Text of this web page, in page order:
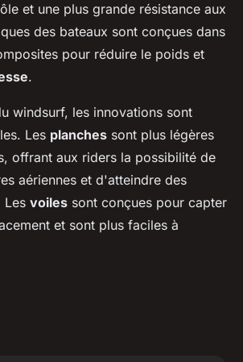
et une plus grande résistance aux
des bateaux sont conçues dans
pour réduire le poids et
.
windsurf, les innovations sont
Les planches sont plus légères
offrant aux riders la possibilité de
aériennes et d'atteindre des
Les voiles sont conçues pour capter
et sont plus faciles à